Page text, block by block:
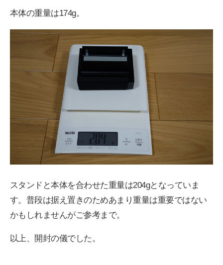
本体の重量は174g。
スタンドと本体を合わせた重量は204gとなっていま
す。普段は据え置きのためあまり重量は重要ではない
かもしれませんがご参考まで。
以上、開封の儀でした。